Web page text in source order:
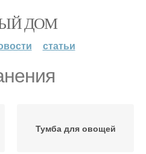
ДОМ
статьи
Тумба для овощей